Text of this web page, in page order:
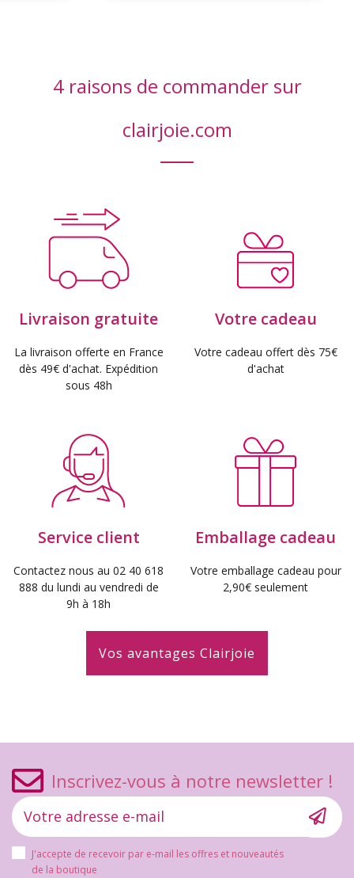
4 raisons de commander sur
clairjoie.com
Livraison gratuite
La livraison offerte en France
dès 49€ d'achat. Expédition
sous 48h
Votre cadeau
Votre cadeau offert dès 75€
d'achat
Service client
Contactez nous au 02 40 618
888 du lundi au vendredi de
9h à 18h
Emballage cadeau
Votre emballage cadeau pour
2,90€ seulement
Vos avantages Clairjoie
Inscrivez-vous à notre newsletter !
J'accepte de recevoir par e-mail les offres et nouveautés
de la boutique